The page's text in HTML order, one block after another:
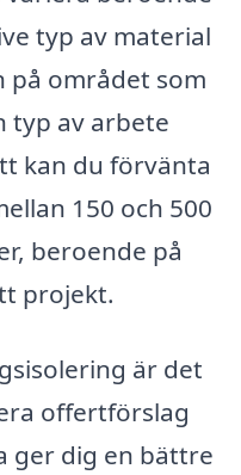
typ av material
på området som
typ av arbete
kan du förvänta
150 och 500
beroende på
projekt.
är det
offertförslag
ger dig en bättre